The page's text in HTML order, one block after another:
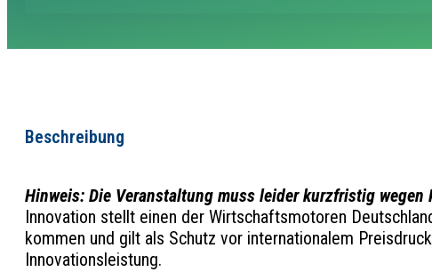
Beschreibung
Hinweis: Die Veranstaltung muss leider kurzfristig
Innovation stellt einen der Wirtschaftsmotoren
kommen und gilt als Schutz vor internationalem
Innovationsleistung.